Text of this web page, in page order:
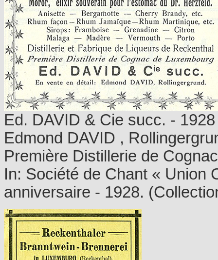
Ed. DAVID & Cie succ. - 1928
Edmond DAVID ,
Première Distillerie de
In: Société de Chant « Union
anniversaire - 1928.